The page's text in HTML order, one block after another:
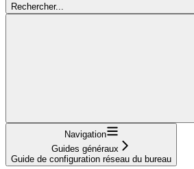
Rechercher...
Navigation
Guides généraux
Guide de configuration réseau du bureau